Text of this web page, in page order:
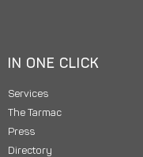
IN ONE CLICK
Services
The Tarmac
Press
Directory